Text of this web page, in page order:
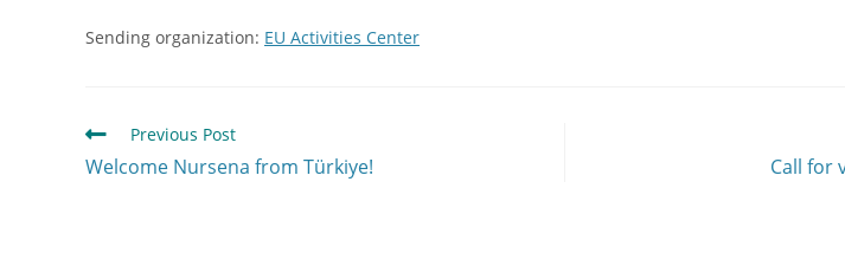
Sending organization: EU Activities Center
Previous Post
Welcome Nursena from Türkiye! Call for